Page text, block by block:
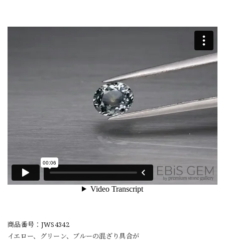
商品番号：JWS4342
イエロー、グリーン、ブルーの混ざり具合が